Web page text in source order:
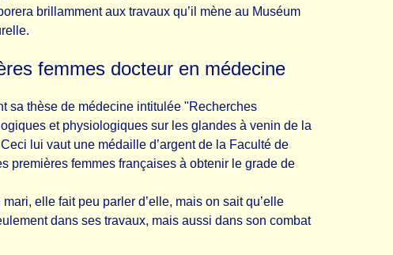
brillamment aux travaux qu’il mène au Muséum
femmes docteur en médecine
sa thèse de médecine intitulée "Recherches
et physiologiques sur les glandes à venin de la
lui vaut une médaille d’argent de la Faculté de
premières femmes françaises à obtenir le grade de
elle fait peu parler d’elle, mais on sait qu’elle
dans ses travaux, mais aussi dans son combat